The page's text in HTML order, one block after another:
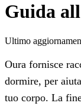
Guida
Ultimo
Oura fornisce
dormire, per
tuo corpo. La